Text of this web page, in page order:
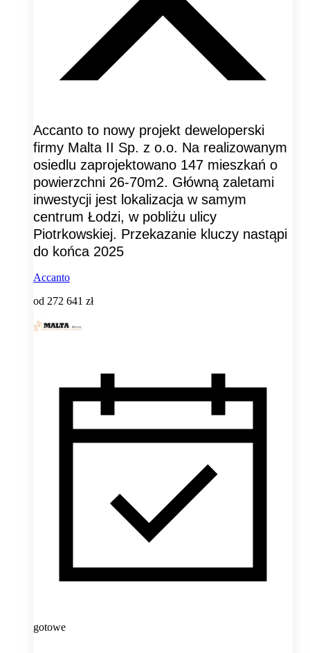
Accanto to nowy projekt deweloperski
firmy Malta II Sp. z o.o. Na realizowanym
osiedlu zaprojektowano 147 mieszkań o
powierzchni 26-70m2. Główną zaletami
inwestycji jest lokalizacja w samym
centrum Łodzi, w pobliżu ulicy
Piotrkowskiej. Przekazanie kluczy nastąpi
do końca 2025
Accanto
od 272 641 zł
gotowe